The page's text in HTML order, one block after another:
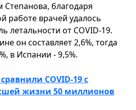
Степанова, благодаря
работе врачей удалось
летальности от COVID-19.
он составляет 2,6%, тогда
в Испании - 9,5%.
СOVID-19 с
жизни 50 миллионов